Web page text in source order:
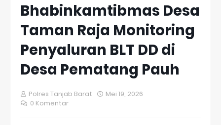
Bhabinkamtibmas Desa
Taman Raja Monitoring
Penyaluran BLT DD di
Desa Pematang Pauh
Polres Tanjab Barat
Mei 19, 2026
0 Komentar